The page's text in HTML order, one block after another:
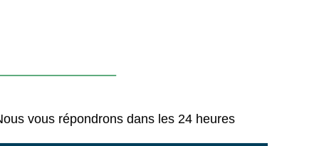
vous répondrons dans les 24 heures